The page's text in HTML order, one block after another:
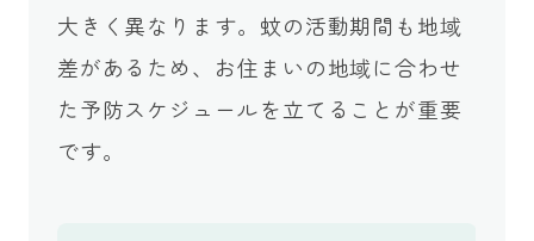
大きく異なります。蚊の活動期間も地域
差があるため、お住まいの地域に合わせ
た予防スケジュールを立てることが重要
です。